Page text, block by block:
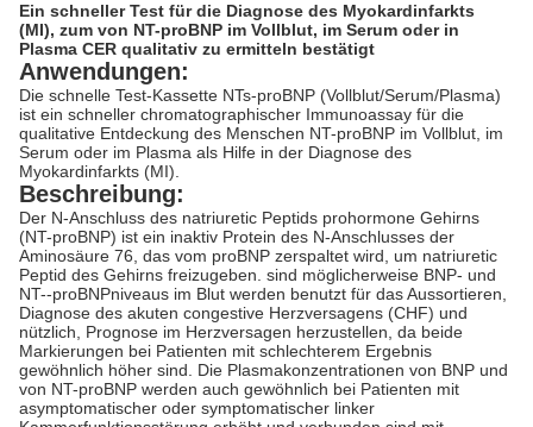
Ein schneller Test für die Diagnose des Myokardinfarkts
(MI), zum von NT-proBNP im Vollblut, im Serum oder in
Plasma CER qualitativ zu ermitteln bestätigt
Anwendungen:
Die schnelle Test-Kassette NTs-proBNP (Vollblut/Serum/Plasma)
ist ein schneller chromatographischer Immunoassay für die
qualitative Entdeckung des Menschen NT-proBNP im Vollblut, im
Serum oder im Plasma als Hilfe in der Diagnose des
Myokardinfarkts (MI).
Beschreibung:
Der N-Anschluss des natriuretic Peptids prohormone Gehirns
(NT-proBNP) ist ein inaktiv Protein des N-Anschlusses der
Aminosäure 76, das vom proBNP zerspaltet wird, um natriuretic
Peptid des Gehirns freizugeben. sind möglicherweise BNP- und
NT--proBNPniveaus im Blut werden benutzt für das Aussortieren,
Diagnose des akuten congestive Herzversagens (CHF) und
nützlich, Prognose im Herzversagen herzustellen, da beide
Markierungen bei Patienten mit schlechterem Ergebnis
gewöhnlich höher sind. Die Plasmakonzentrationen von BNP und
von NT-proBNP werden auch gewöhnlich bei Patienten mit
asymptomatischer oder symptomatischer linker